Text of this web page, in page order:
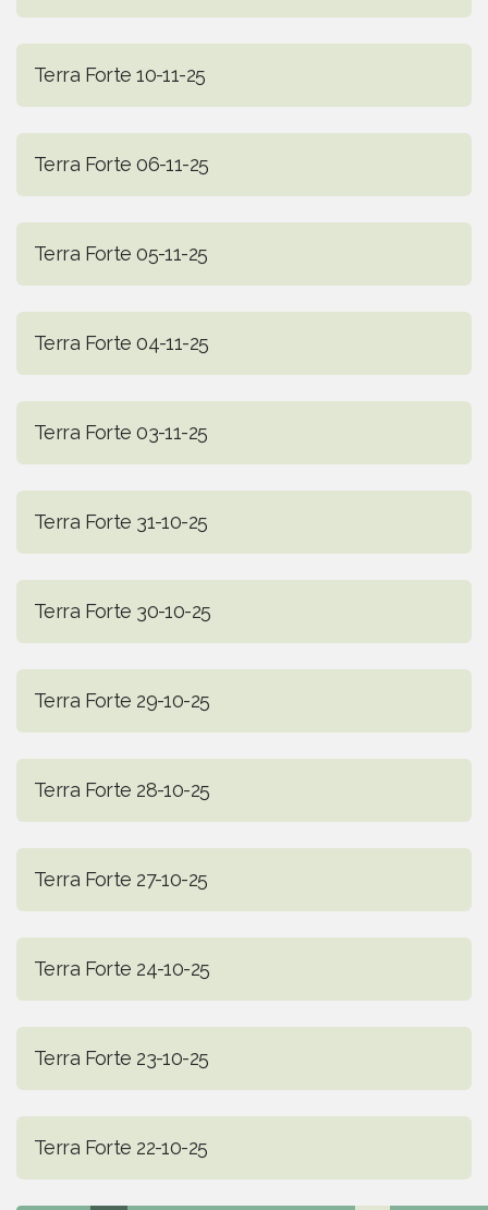
Terra Forte 10-11-25
Terra Forte 06-11-25
Terra Forte 05-11-25
Terra Forte 04-11-25
Terra Forte 03-11-25
Terra Forte 31-10-25
Terra Forte 30-10-25
Terra Forte 29-10-25
Terra Forte 28-10-25
Terra Forte 27-10-25
Terra Forte 24-10-25
Terra Forte 23-10-25
Terra Forte 22-10-25